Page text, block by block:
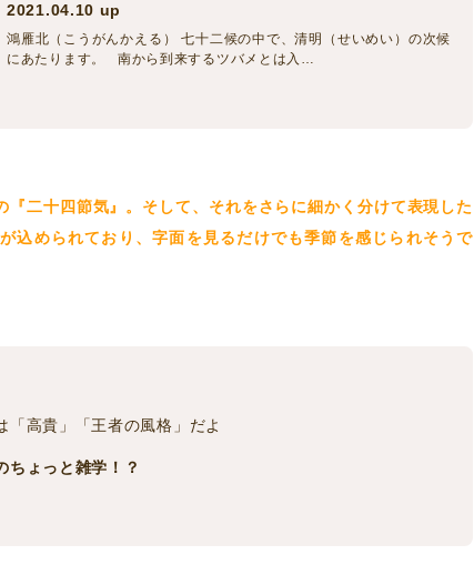
2021.04.10 up
鴻雁北（こうがんかえる） 七十二候の中で、清明（せいめい）の次候
にあたります。 南から到来するツバメとは入…
二十四節気』。そして、それをさらに細かく分けて表現した
込められており、字面を見るだけでも季節を感じられそうで
「高貴」「王者の風格」だよ
ちょっと雑学！？